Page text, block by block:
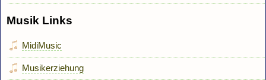
Musik Links
MidiMusic
Musikerziehung